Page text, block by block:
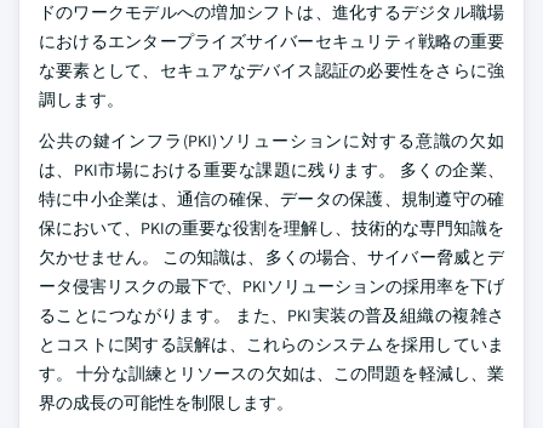
ドのワークモデルへの増加シフトは、進化するデジタル職場
におけるエンタープライズサイバーセキュリティ戦略の重要
な要素として、セキュアなデバイス認証の必要性をさらに強
調します。
公共の鍵インフラ(PKI)ソリューションに対する意識の欠如
は、PKI市場における重要な課題に残ります。 多くの企業、
特に中小企業は、通信の確保、データの保護、規制遵守の確
保において、PKIの重要な役割を理解し、技術的な専門知識を
欠かせません。 この知識は、多くの場合、サイバー脅威とデ
ータ侵害リスクの最下で、PKIソリューションの採用率を下げ
ることにつながります。 また、PKI実装の普及組織の複雑さ
とコストに関する誤解は、これらのシステムを採用していま
す。 十分な訓練とリソースの欠如は、この問題を軽減し、業
界の成長の可能性を制限します。